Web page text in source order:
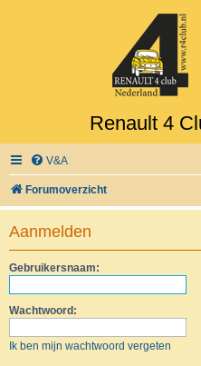
Renault 4
V&A
Forumoverzicht
Aanmelden
Gebruikersnaam:
Wachtwoord:
Ik ben mijn wachtwoord vergeten